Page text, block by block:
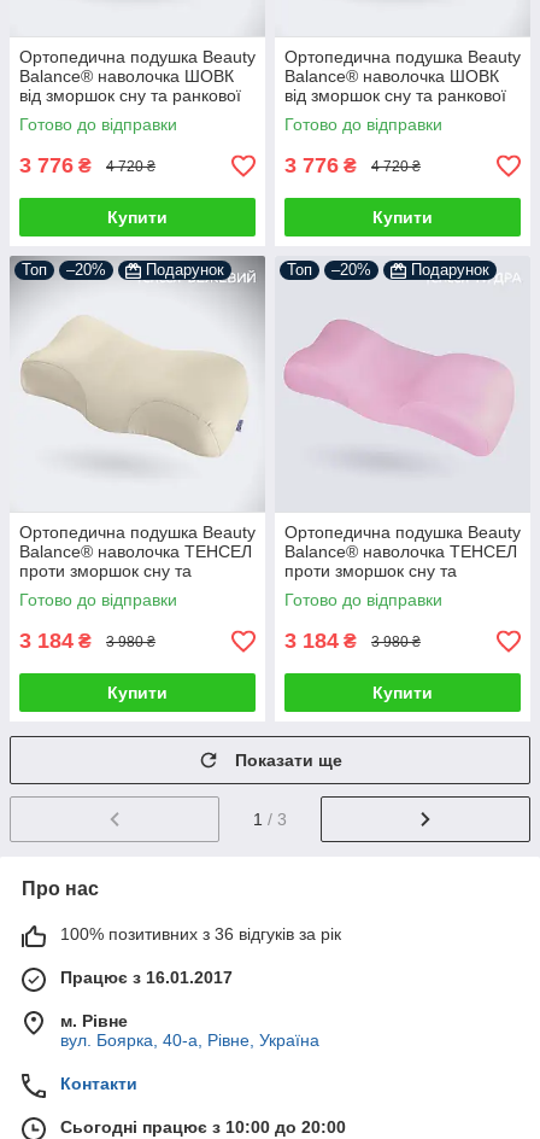
Ортопедична подушка Beauty
Balance® наволочка ШОВК
від зморшок сну та ранкової
набряклості, графіт
Готово до відправки
3 776 ₴ 4 720 ₴
Купити
Ортопедична подушка Beauty
Balance® наволочка ШОВК
від зморшок сну та ранкової
набряклості, лаванда
Готово до відправки
3 776 ₴ 4 720 ₴
Купити
Топ –20% Подарунок
Ортопедична подушка Beauty
Balance® наволочка ТЕНСЕЛ
проти зморшок сну та
ранкової набряклості,
бежевий
Готово до відправки
3 184 ₴ 3 980 ₴
Купити
Топ –20% Подарунок
Ортопедична подушка Beauty
Balance® наволочка ТЕНСЕЛ
проти зморшок сну та
ранкової набряклості, пудра
Готово до відправки
3 184 ₴ 3 980 ₴
Купити
Показати ще
1 / 3
Про нас
100% позитивних з 36 відгуків за рік
Працює з 16.01.2017
м. Рівне
вул. Боярка, 40-а, Рівне, Україна
Контакти
Сьогодні працює з 10:00 до 20:00